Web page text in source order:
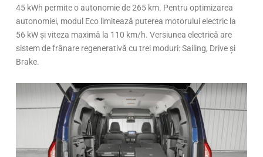
45 kWh permite o autonomie de 265 km. Pentru optimizarea
autonomiei, modul Eco limitează puterea motorului electric la
56 kW și viteza maximă la 110 km/h. Versiunea electrică are
sistem de frânare regenerativă cu trei moduri: Sailing, Drive și
Brake.